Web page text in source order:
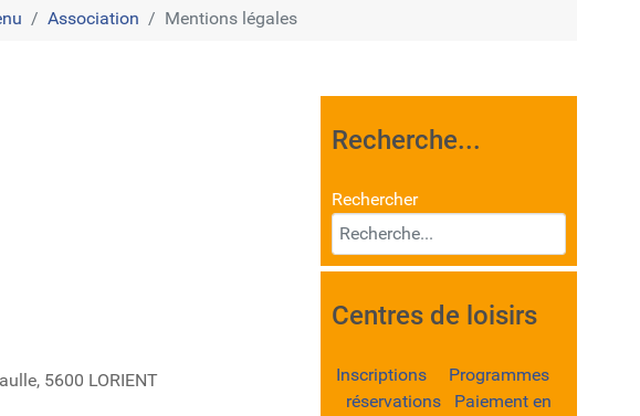
Association Mentions légales
5600 LORIENT
Recherche...
Rechercher
Centres de loisirs
Inscriptions Programmes
réservations Paiement en